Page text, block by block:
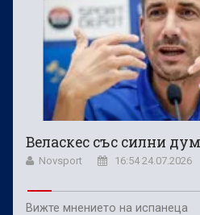
Веласкес със силни
Novsport 16:54 24.07.2026
Вижте мнението на испанеца